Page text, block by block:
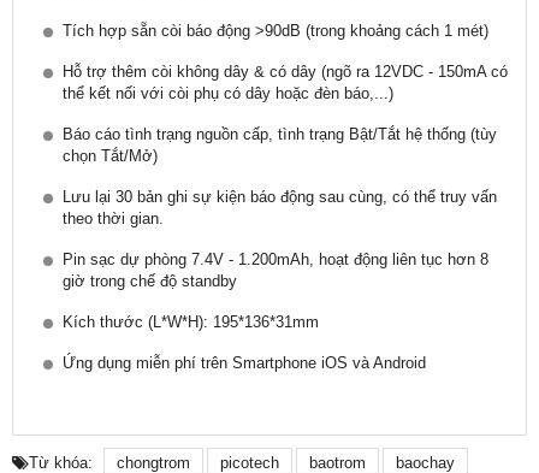
Tích hợp sẵn còi báo động >90dB (trong khoảng cách 1 mét)
Hỗ trợ thêm còi không dây & có dây (ngõ ra 12VDC - 150mA có
thể kết nối với còi phụ có dây hoặc đèn báo,...)
Báo cáo tình trạng nguồn cấp, tình trạng Bật/Tắt hệ thống (tùy
chọn Tắt/Mở)
Lưu lại 30 bản ghi sự kiện báo động sau cùng, có thể truy vấn
theo thời gian.
Pin sạc dự phòng 7.4V - 1.200mAh, hoạt động liên tục hơn 8
giờ trong chế độ standby
Kích thước (L*W*H): 195*136*31mm
Ứng dụng miễn phí trên Smartphone iOS và Android
Từ khóa: chongtrom picotech baotrom baochay